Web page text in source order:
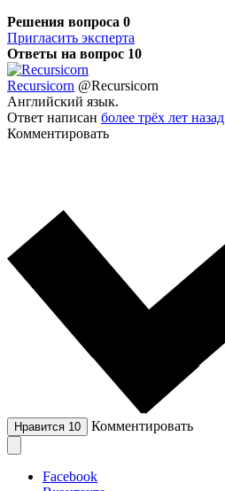
Решения вопроса 0
Пригласить эксперта
Ответы на вопрос 10
Recursicorn @Recursicorn
Английский язык.
Ответ написан более трёх лет назад
Комментировать
Нравится 10 Комментировать
Facebook